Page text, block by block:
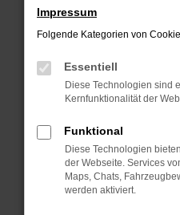
Suchmaschine?
Prüfe deine
das Laden bestimmter
Funktioniert die Seite
oder in einem privaten
Das kann manchmal
Probleme zu beheben.
Stelle sicher, dass
Betriebssystem auf
Impressum
Folgende Kategorien von
Essentiell
Diese Technologien sind
Kernfunktionalität der
Funktional
Diese Technologien
der Webseite. Services
Maps, Chats,
werden aktiviert.